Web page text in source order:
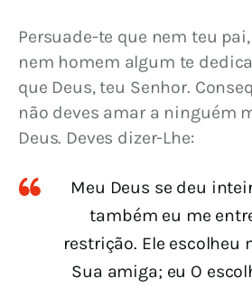
Persuade-te que nem teu
nem homem algum te
que Deus, teu Senhor.
não deves amar a ninguém
Deus. Deves dizer-Lhe:
Meu Deus se deu
também eu me
restrição. Ele escolheu
Sua amiga; eu O